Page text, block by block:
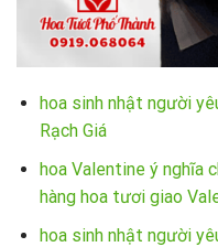
hoa sinh nhật người
Rạch Giá
hoa Valentine ý nghĩa
hàng hoa tươi giao
hoa sinh nhật người